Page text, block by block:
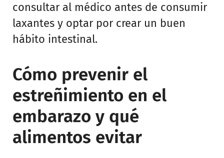
consultar al médico antes de consumir
laxantes y optar por crear un buen
hábito intestinal.
Cómo prevenir el
estreñimiento en el
embarazo y qué
alimentos evitar